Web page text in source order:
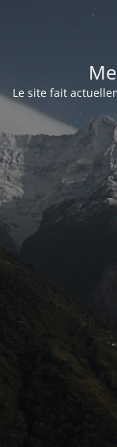
Le site fait